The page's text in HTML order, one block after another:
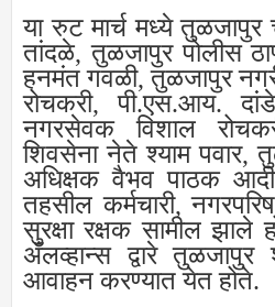
या रुट मार्च मध्ये तुळजापुर
तांदळे, तुळजापुर पोलीस
हनमंत गवळी, तुळजापुर
रोचकरी, पी.एस.आय.
नगरसेवक विशाल
शिवसेना नेते श्याम पवार,
अधिक्षक वैभव पाठक
तहसील कर्मचारी,
सुरक्षा रक्षक सामील झाले
अँलव्हान्स द्वारे तुळजापुर
आवाहन करण्यात येत होते.